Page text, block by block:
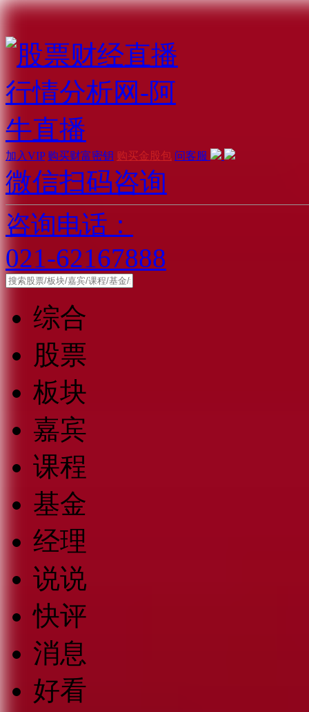
加入VIP 购买财富密钥 购买金股包 问客服
微信扫码咨询
咨询电话：
021-62167888
综合
股票
板块
嘉宾
课程
基金
经理
说说
快评
消息
好看